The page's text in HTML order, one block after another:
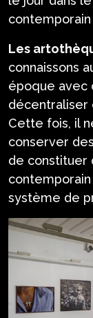
contemporain
Les
connaissons
époque
décentraliser
Cette fois, il
conserver
de constituer
contemporain
système de